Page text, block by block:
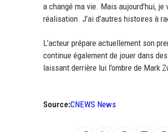
a changé ma vie. Mais aujourd’hui,
réalisation. J’ai d’autres histoires à
L’acteur prépare actuellement son
continue également de jouer dans
laissant derrière lui l’ombre de Mark
Source:CNEWS News